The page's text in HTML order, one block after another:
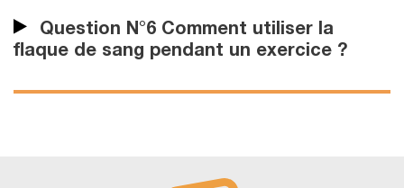
Question N°6 Comment utiliser la
flaque de sang pendant un exercice ?